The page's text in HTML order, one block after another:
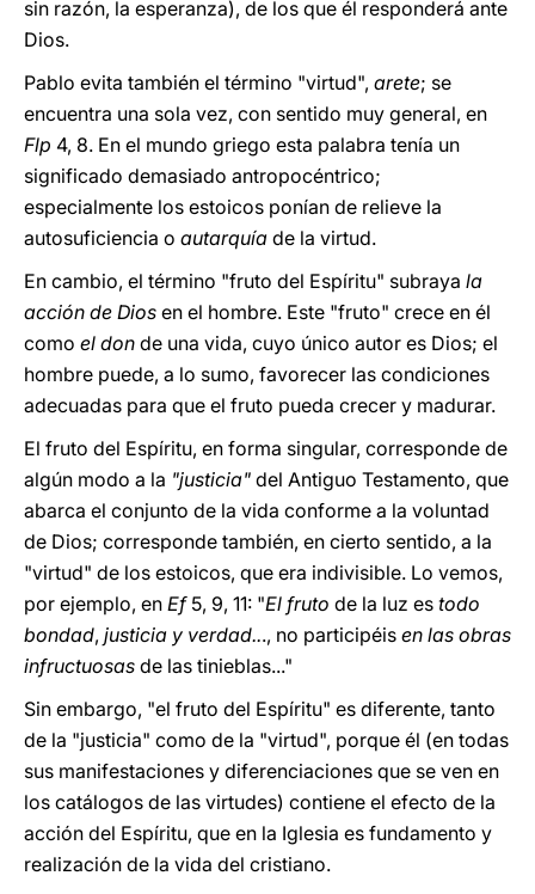
sin razón, la esperanza), de los que él responderá ante
Dios.
Pablo evita también el término "virtud", arete; se
encuentra una sola vez, con sentido muy general, en
Flp 4, 8. En el mundo griego esta palabra tenía un
significado demasiado antropocéntrico;
especialmente los estoicos ponían de relieve la
autosuficiencia o autarquía de la virtud.
En cambio, el término "fruto del Espíritu" subraya la
acción de Dios en el hombre. Este "fruto" crece en él
como el don de una vida, cuyo único autor es Dios; el
hombre puede, a lo sumo, favorecer las condiciones
adecuadas para que el fruto pueda crecer y madurar.
El fruto del Espíritu, en forma singular, corresponde de
algún modo a la "justicia" del Antiguo Testamento, que
abarca el conjunto de la vida conforme a la voluntad
de Dios; corresponde también, en cierto sentido, a la
"virtud" de los estoicos, que era indivisible. Lo vemos,
por ejemplo, en Ef5, 9, 11: "El fruto de la luz es todo
bondad, justicia y verdad..., no participéis en las obras
infructuosas de las tinieblas..."
Sin embargo, "el fruto del Espíritu" es diferente, tanto
de la "justicia" como de la "virtud", porque él (en todas
sus manifestaciones y diferenciaciones que se ven en
los catálogos de las virtudes) contiene el efecto de la
acción del Espíritu, que en la Iglesia es fundamento y
realización de la vida del cristiano.